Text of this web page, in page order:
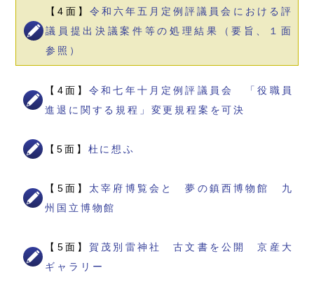
【4面】 令和六年五月定例評議員会における評
議員提出決議案件等の処理結果（要旨、１面
参照）
【4面】令和七年十月定例評議員会 「役職員
進退に関する規程」変更規程案を可決
【5面】 杜に想ふ
【5面】 太宰府博覧会と 夢の鎮西博物館 九
州国立博物館
【5面】賀茂別雷神社 古文書を公開 京産大
ギャラリー